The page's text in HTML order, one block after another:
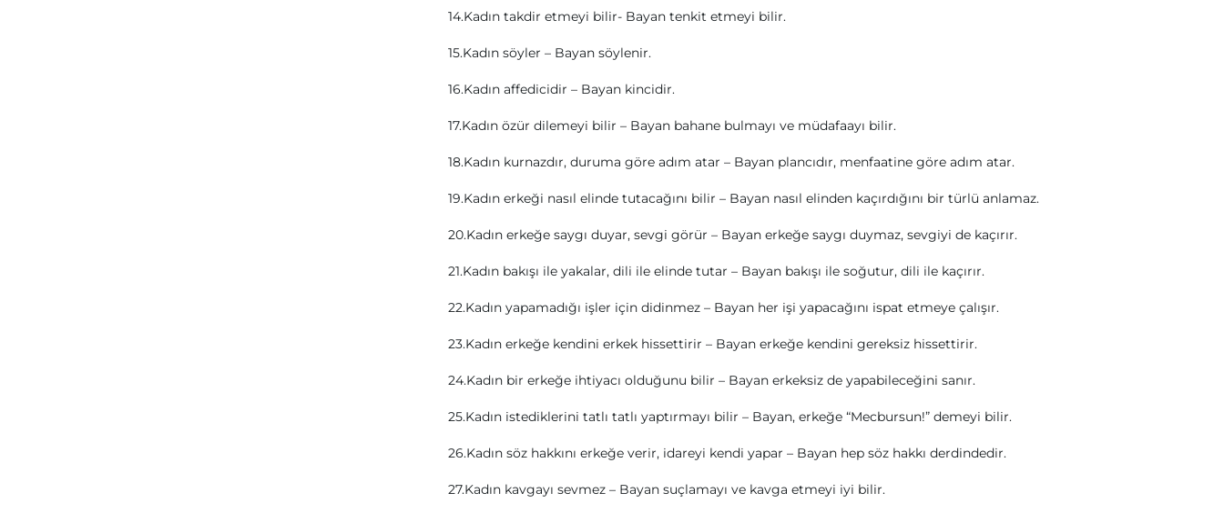
14.Kadın takdir etmeyi bilir- Bayan tenkit etmeyi bilir.
15.Kadın söyler – Bayan söylenir.
16.Kadın affedicidir – Bayan kincidir.
17.Kadın özür dilemeyi bilir – Bayan bahane bulmayı ve müdafaayı bilir.
18.Kadın kurnazdır, duruma göre adım atar – Bayan plancıdır, menfaatine göre adım atar.
19.Kadın erkeği nasıl elinde tutacağını bilir – Bayan nasıl elinden kaçırdığını bir türlü anlamaz.
20.Kadın erkeğe saygı duyar, sevgi görür – Bayan erkeğe saygı duymaz, sevgiyi de kaçırır.
21.Kadın bakışı ile yakalar, dili ile elinde tutar – Bayan bakışı ile soğutur, dili ile kaçırır.
22.Kadın yapamadığı işler için didinmez – Bayan her işi yapacağını ispat etmeye çalışır.
23.Kadın erkeğe kendini erkek hissettirir – Bayan erkeğe kendini gereksiz hissettirir.
24.Kadın bir erkeğe ihtiyacı olduğunu bilir – Bayan erkeksiz de yapabileceğini sanır.
25.Kadın istediklerini tatlı tatlı yaptırmayı bilir – Bayan, erkeğe “Mecbursun!” demeyi bilir.
26.Kadın söz hakkını erkeğe verir, idareyi kendi yapar – Bayan hep söz hakkı derdindedir.
27.Kadın kavgayı sevmez – Bayan suçlamayı ve kavga etmeyi iyi bilir.